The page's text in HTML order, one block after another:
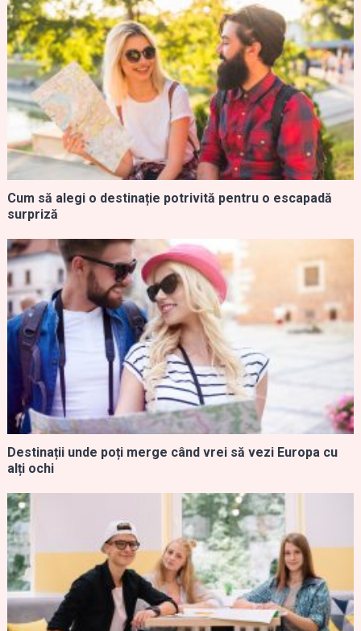
Cum să alegi o destinație potrivită pentru o escapadă
surpriză
Destinații unde poți merge când vrei să vezi Europa cu
alți ochi